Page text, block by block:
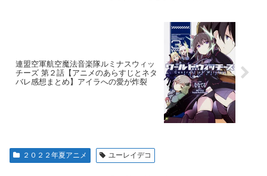
連盟空軍航空魔法音楽隊ルミナスウィッ
チーズ 第２話【アニメのあらすじとネタ
バレ感想まとめ】アイラへの愛が炸裂
２０２２年夏アニメ ユーレイデコ